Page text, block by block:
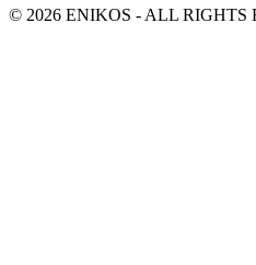
© 2026 ENIKOS - ALL RIGHTS